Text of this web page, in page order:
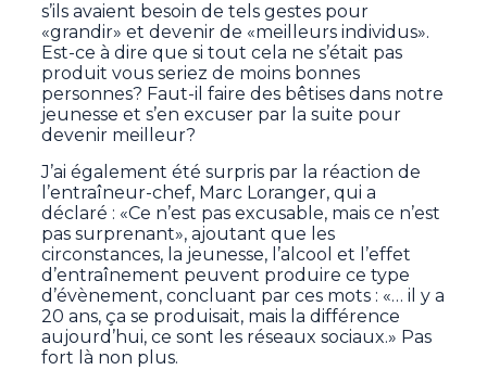
s’ils avaient besoin de tels gestes pour
«grandir» et devenir de «meilleurs individus».
Est-ce à dire que si tout cela ne s’était pas
produit vous seriez de moins bonnes
personnes? Faut-il faire des bêtises dans notre
jeunesse et s’en excuser par la suite pour
devenir meilleur?
J’ai également été surpris par la réaction de
l’entraîneur-chef, Marc Loranger, qui a
déclaré : «Ce n’est pas excusable, mais ce n’est
pas surprenant», ajoutant que les
circonstances, la jeunesse, l’alcool et l’effet
d’entraînement peuvent produire ce type
d’évènement, concluant par ces mots : «… il y a
20 ans, ça se produisait, mais la différence
aujourd’hui, ce sont les réseaux sociaux.» Pas
fort là non plus.